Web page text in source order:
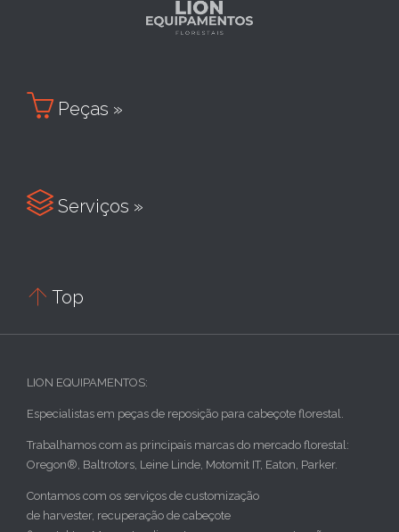
 Peças »
 Serviços »
 Top
LION EQUIPAMENTOS:
Especialistas em peças de reposição para cabeçote florestal.
Trabalhamos com as principais marcas do mercado florestal:
Oregon®, Baltrotors, Leine Linde, Motomit IT, Eaton, Parker.
Contamos com os serviços de customização
de harvester, recuperação de cabeçote